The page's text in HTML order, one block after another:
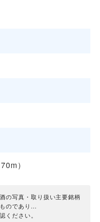
）
の写真・取り扱い主要銘柄
のであり...
ください。